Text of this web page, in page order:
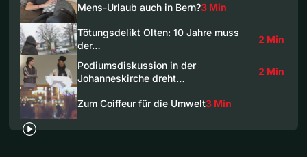
Mens-Urlaub auch in Bern?3 Min
Tötungsdelikt Olten: 10 Jahre muss
der…
2 Min
Podiumsdiskussion in der
Johanneskirche dreht…
2 Min
Zum Coiffeur für die Umwelt3 Min